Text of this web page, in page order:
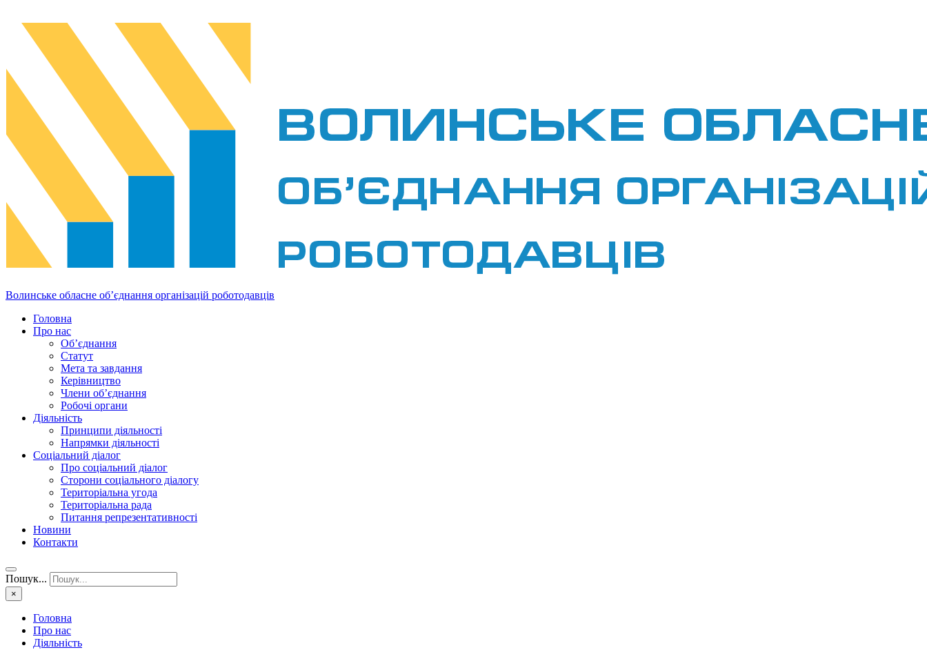
Волинське обласне об’єднання організацій роботодавців
Головна
Про нас
Об’єднання
Статут
Мета та завдання
Керівництво
Члени об’єднання
Робочі органи
Діяльність
Принципи діяльності
Напрямки діяльності
Соціальний діалог
Про соціальний діалог
Сторони соціального діалогу
Територіальна угода
Територіальна рада
Питання репрезентативності
Новини
Контакти
Пошук...
×
Головна
Про нас
Діяльність